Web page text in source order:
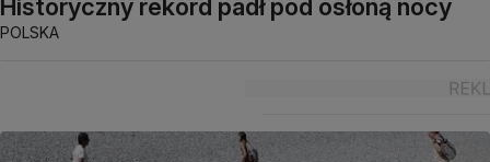
Historyczny rekord padł pod osłoną nocy
POLSKA